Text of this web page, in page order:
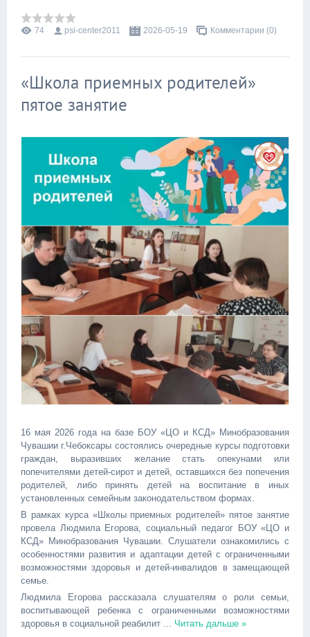
74 psi-center2011 2026-05-19 Комментарии (0)
«Школа приемных родителей»
пятое занятие
16 мая 2026 года на базе БОУ «ЦО и КСД» Минобразования
Чувашии г.Чебоксары состоялись очередные курсы подготовки
граждан, выразивших желание стать опекунами или
попечителями детей-сирот и детей, оставшихся без попечения
родителей, либо принять детей на воспитание в иных
установленных семейным законодательством формах.
В рамках курса «Школы приемных родителей» пятое занятие
провела Людмила Егорова, социальный педагог БОУ «ЦО и
КСД» Минобразования Чувашии. Слушатели ознакомились с
особенностями развития и адаптации детей с ограниченными
возможностями здоровья и детей-инвалидов в замещающей
семье.
Людмила Егорова рассказала слушателям о роли семьи,
воспитывающей ребенка с ограниченными возможностями
здоровья в социальной реабилит ... Читать дальше »